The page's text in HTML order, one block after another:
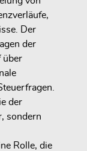
Der
der
über
der
sondern
Rolle, die